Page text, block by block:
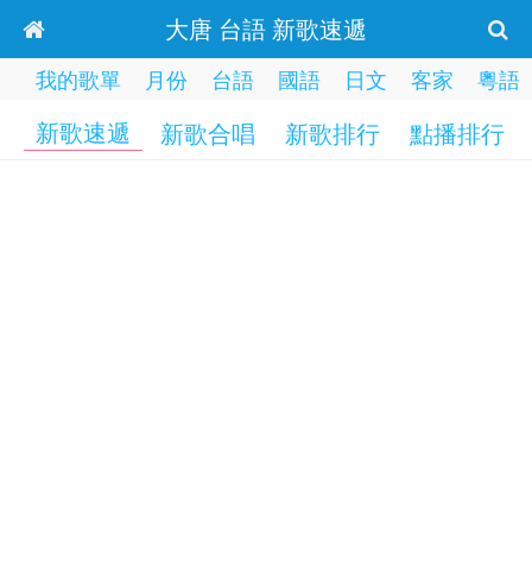
大唐 台語 新歌速遞
我的歌單 月份 台語 國語 日文 客家 粵語
新歌速遞 新歌合唱 新歌排行 點播排行